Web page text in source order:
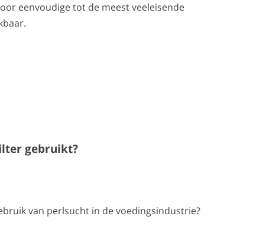
eenvoudige tot de meest veeleisende
gebruikt?
van perlsucht in de voedingsindustrie?